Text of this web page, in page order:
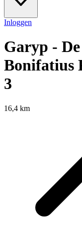
Inloggen
Garyp - De
Bonifatius
3
16,4 km